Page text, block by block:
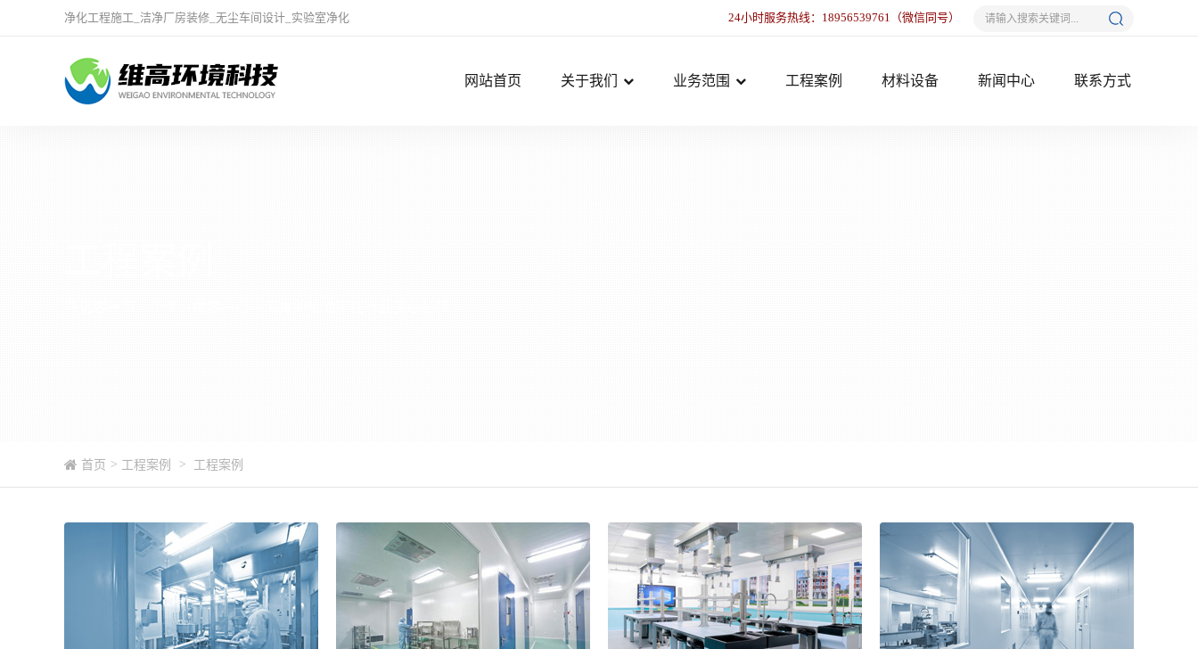
净化工程施工 洁净厂房装修 无尘车间设计 实验室净化 24小时服务热线： 18956539761 （微信同号）
网站首页 关于我们 业务范围 工程案例 材料设备 新闻中心 联系方式
首页 > 工程案例 > 工程案例